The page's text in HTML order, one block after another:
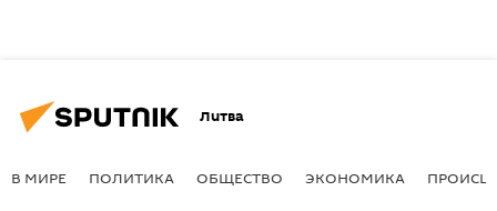
Литва
В МИРЕ ПОЛИТИКА ОБЩЕСТВО ЭКОНОМИКА